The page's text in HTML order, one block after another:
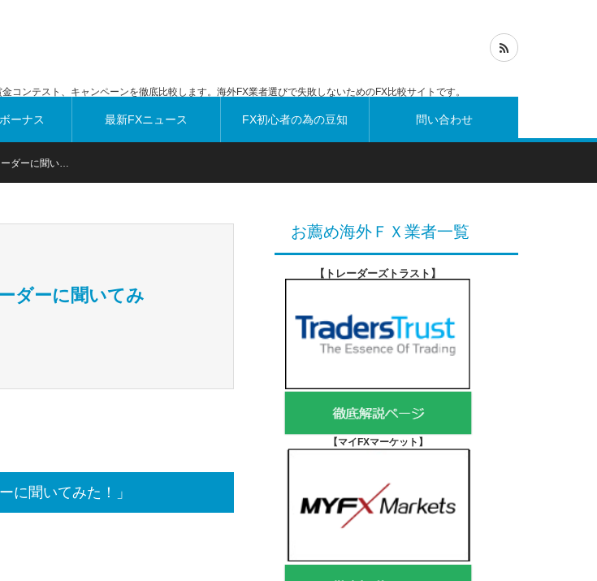
ンテスト、キャンペーンを徹底比較します。海外FX業者選びで失敗しないためのFX比較サイトです。
ーナス 最新FXニュース FX初心者の為の豆知 問い合わせ
ーダーに聞い…
ダーに聞いてみ
に聞いてみた！」
お薦め海外ＦＸ業者一覧
【トレーダーズトラスト 】
【マイFXマーケット 】